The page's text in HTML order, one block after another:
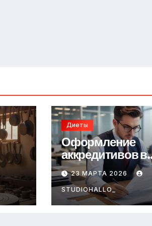
Диеты
Оформление
аккредитивов в
международной
торговле
23 МАРТА 2026
STUDIOHALLO_